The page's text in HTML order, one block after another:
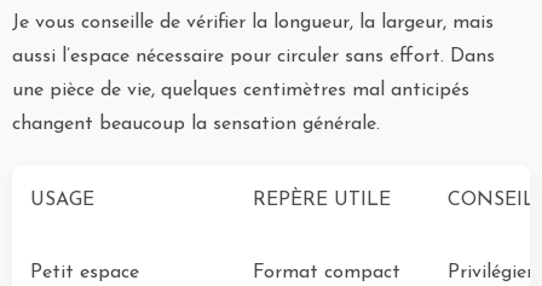
Je vous conseille de vérifier la longueur, la largeur, mais
aussi l’espace nécessaire pour circuler sans effort. Dans
une pièce de vie, quelques centimètres mal anticipés
changent beaucoup la sensation générale.
USAGE REPÈRE UTILE CONSEIL
Petit espace Format compact Privilégier